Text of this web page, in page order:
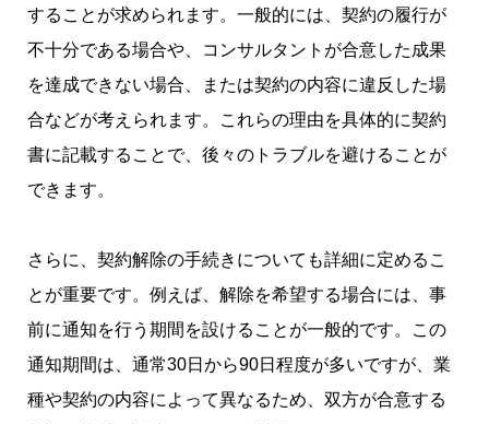
することが求められます。一般的には、契約の履行が
不十分である場合や、コンサルタントが合意した成果
を達成できない場合、または契約の内容に違反した場
合などが考えられます。これらの理由を具体的に契約
書に記載することで、後々のトラブルを避けることが
できます。
さらに、契約解除の手続きについても詳細に定めるこ
とが重要です。例えば、解除を希望する場合には、事
前に通知を行う期間を設けることが一般的です。この
通知期間は、通常30日から90日程度が多いですが、業
種や契約の内容によって異なるため、双方が合意する